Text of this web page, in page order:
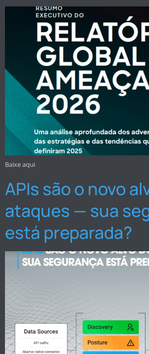
Baixe aqui
APIs são o novo
ataques — sua
está preparada?